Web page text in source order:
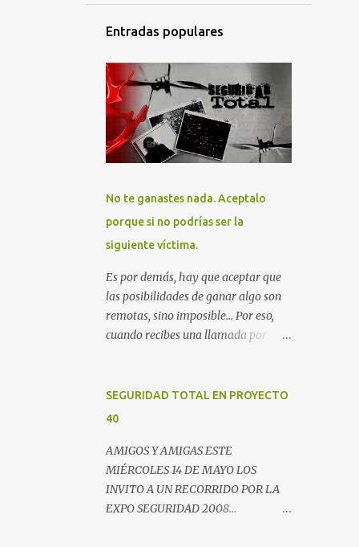
Entradas populares
No te ganastes nada. Aceptalo
porque si no podrías ser la
siguiente víctima.
Es por demás, hay que aceptar que
las posibilidades de ganar algo son
remotas, sino imposible... Por eso,
cuando recibes una llamada por
colgar. Este es un email enviado por
un radio escucha donde nos
COMENTADO ESTO DEL
SECUESTRO LOS CIUDADANOS NOS
PREGUNTAMOS PORQUE NO
HACEN ALGO CON LAS PERSONAS
SEGURIDAD TOTAL EN PROYECTO
40
AMIGOS Y AMIGAS ESTE
MIÉRCOLES 14 DE MAYO LOS
INVITO A UN RECORRIDO POR LA
EXPO SEGURIDAD 2008...